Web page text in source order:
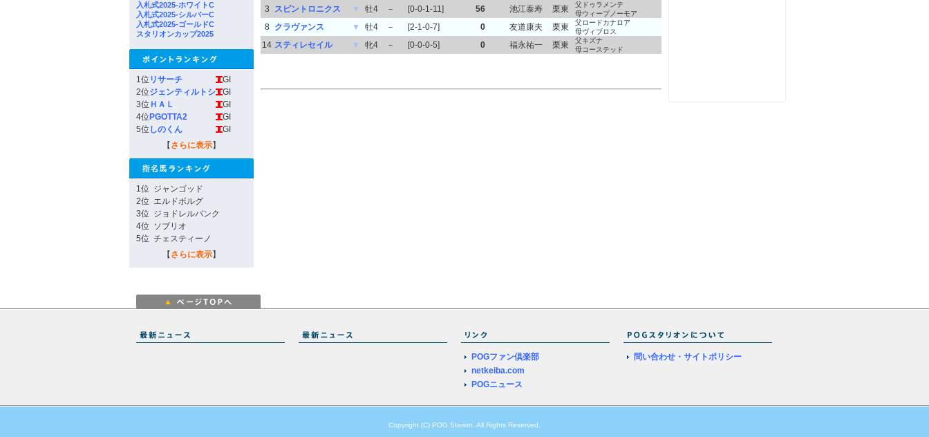
入札式2025-ホワイトC
入札式2025-シルバーC
入札式2025-ゴールドC
スタリオンカップ2025
1位 リサーチ
GI
2位ジェンティルトシ
GI
3位 ＨＡＬ
GI
4位 PGOTTA2
GI
5位 しのくん
GI
【 さらに表示】
1位 ジャンゴッド
2位 エルドボルグ
3位 ジョドレルバンク
4位 ソブリオ
5位 チェスティーノ
【 さらに表示】
3 スピントロニクス ▼ 牡4 － [0-0-1-11] 56 池江泰寿 栗東
父ドゥラメンテ
母ウィープノーモア
8 クラヴァンス ▼ 牡4 － [2-1-0-7] 0 友道康夫 栗東
父ロードカナロア
母ヴィブロス
14 スティレセイル ▼ 牝4 － [0-0-0-5] 0 福永祐一 栗東
父キズナ
母コーステッド
POGファン倶楽部
netkeiba.com
POGニュース
問い合わせ・サイトポリシー
Copyright (C) POG Starion. All Rights Reserved.